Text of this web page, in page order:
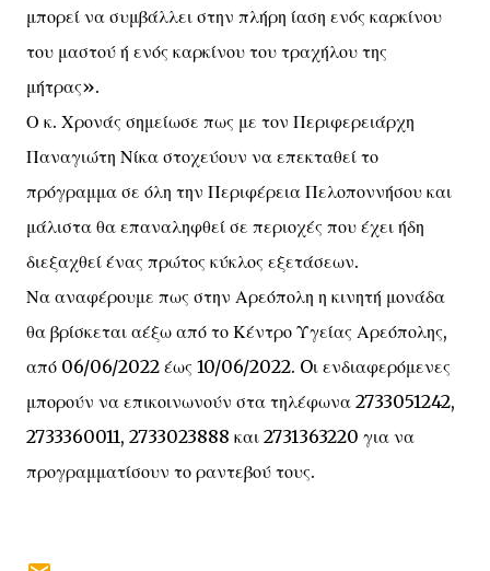
μπορεί να συμβάλλει στην πλήρη ίαση ενός καρκίνου
του μαστού ή ενός καρκίνου του τραχήλου της
μήτρας».
Ο κ. Χρονάς σημείωσε πως με τον Περιφερειάρχη
Παναγιώτη Νίκα στοχεύουν να επεκταθεί το
πρόγραμμα σε όλη την Περιφέρεια Πελοποννήσου και
μάλιστα θα επαναληφθεί σε περιοχές που έχει ήδη
διεξαχθεί ένας πρώτος κύκλος εξετάσεων.
Να αναφέρουμε πως στην Αρεόπολη η κινητή μονάδα
θα βρίσκεται αέξω από το Κέντρο Υγείας Αρεόπολης,
από 06/06/2022 έως 10/06/2022. Oι ενδιαφερόμενες
μπορούν να επικοινωνούν στα τηλέφωνα 2733051242,
2733360011, 2733023888 και 2731363220 για να
προγραμματίσουν το ραντεβού τους.